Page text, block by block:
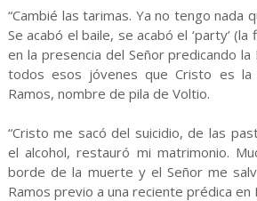
“Cambié las tarimas. Ya no tengo nada
Se acabó el baile, se acabó el ‘party’
en la presencia del Señor predicando la
todos esos jóvenes que Cristo es la
Ramos, nombre de pila de Voltio.
“Cristo me sacó del suicidio, de las
el alcohol, restauró mi matrimonio.
borde de la muerte y el Señor me
Ramos previo a una reciente prédica en